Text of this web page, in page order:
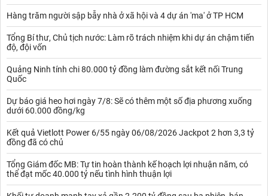
Hàng trăm người sập bẫy nhà ở xã hội và 4 dự án 'ma' ở TP HCM
Tổng Bí thư, Chủ tịch nước: Làm rõ trách nhiệm khi dự án chậm tiến
độ, đội vốn
Quảng Ninh tính chi 80.000 tỷ đồng làm đường sắt kết nối Trung
Quốc
Dự báo giá heo hơi ngày 7/8: Sẽ có thêm một số địa phương xuống
dưới 60.000 đồng/kg
Kết quả Vietlott Power 6/55 ngày 06/08/2026 Jackpot 2 hơn 3,3 tỷ
đồng đã có chủ
Tổng Giám đốc MB: Tự tin hoàn thành kế hoạch lợi nhuận năm, có
thể đạt mốc 40.000 tỷ nếu tình hình thuận lợi